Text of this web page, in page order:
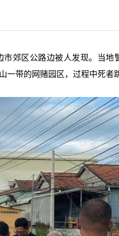
郊区公路边被人发现。当地
带的网赌园区，过程中死者